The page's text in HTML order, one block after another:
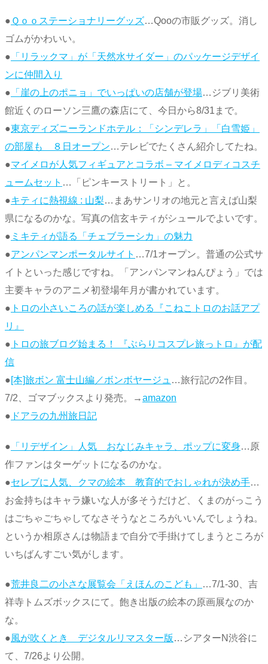
● Ｑｏｏステーショナリーグッズ…Qooの市販グッズ。消し
ゴムがかわいい。
● 「リラックマ」が「天然水サイダー」のパッケージデザイ
ンに仲間入り
● 「崖の上のポニョ」でいっぱいの店舗が登場…ジブリ美術
館近くのローソン三鷹の森店にて、今日から8/31まで。
●東京ディズニーランドホテル：「シンデレラ」「白雪姫」
の部屋も ８日オープン…テレビでたくさん紹介してたね。
●マイメロが人気フィギュアとコラボ – マイメロディコスチ
ュームセット …「ピンキーストリート」と。
●キティに熱視線 : 山梨…まあサンリオの地元と言えば山梨
県になるのかな。写真の信玄キティがシュールでよいです。
● ミキティが語る「チェブラーシカ」の魅力
●アンパンマンポータルサイト …7/1オープン。普通の公式サ
イトといった感じですね。「アンパンマンねんぴょう」では
主要キャラのアニメ初登場年月が書かれています。
● トロの小さいころの話が楽しめる『こねこトロのお話アプ
リ』
● トロの旅ブログ始まる！ 『ぶらりコスプレ旅っトロ』が配
信
●[本]旅ボン 富士山編／ボンボヤージュ …旅行記の2作目。
7/2、ゴマブックスより発売。→amazon
● ドアラの九州旅日記
● 「リデザイン」人気 おなじみキャラ、ポップに変身…原
作ファンはターゲットになるのかな。
●セレブに人気、クマの絵本 教育的でおしゃれが決め手…
お金持ちはキャラ嫌いな人が多そうだけど、くまのがっこう
はごちゃごちゃしてなさそうなところがいいんでしょうね。
というか相原さんは物語まで自分で手掛けてしまうところが
いちばんすごい気がします。
●荒井良二の小さな展覧会「えほんのこども」
…7/1-30、吉
祥寺トムズボックスにて。飽き出版の絵本の原画展なのか
な。
●風が吹くとき デジタルリマスター版 …シアターN渋谷に
て、7/26より公開。